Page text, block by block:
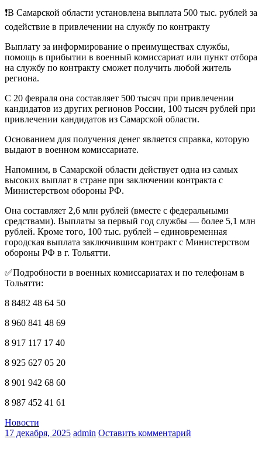
❗В Самарской области установлена выплата 500 тыс. рублей за
содействие в привлечении на службу по контракту
Выплату за информирование о преимуществах службы,
помощь в прибытии в военный комиссариат или пункт отбора
на службу по контракту сможет получить любой житель
региона.
С 20 февраля она составляет 500 тысяч при привлечении
кандидатов из других регионов России, 100 тысяч рублей при
привлечении кандидатов из Самарской области.
Основанием для получения денег является справка, которую
выдают в военном комиссариате.
Напомним, в Самарской области действует одна из самых
высоких выплат в стране при заключении контракта с
Министерством обороны РФ.
Она составляет 2,6 млн рублей (вместе с федеральными
средствами). Выплаты за первый год службы — более 5,1 млн
рублей. Кроме того, 100 тыс. рублей – единовременная
городская выплата заключившим контракт с Министерством
обороны РФ в г. Тольятти.
✅Подробности в военных комиссариатах и по телефонам в
Тольятти:
8 8482 48 64 50
8 960 841 48 69
8 917 117 17 40
8 925 627 05 20
8 901 942 68 60
8 987 452 41 61
Новости
17 декабря, 2025 admin Оставить комментарий